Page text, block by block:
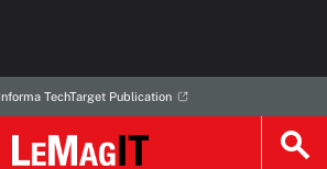
TechTarget Publication